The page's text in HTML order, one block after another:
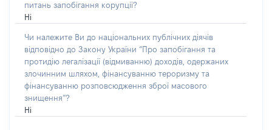
питань запобігання корупції?
Ні
Чи належите Ви до національних публічних діячів
відповідно до Закону України “Про запобігання та
протидію легалізації (відмиванню) доходів, одержаних
злочинним шляхом, фінансуванню тероризму та
фінансуванню розповсюдження зброї масового
знищення”?
Ні